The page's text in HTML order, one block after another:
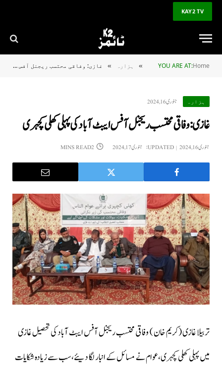
KAY2 TV
YOU ARE AT:Home
» ہزارہ » غازی: وفاقی محتسب ریجنل آفس ایبٹ آباد کی پہلی کھلی کچہری
ہزارہ جنوری 16, 2024
غازی: وفاقی محتسب ریجنل آفس ایبٹ آباد کی پہلی کھلی کچہری
جنوری 16, 2024 UPDATED: جنوری 17, 2024 2 MINS READ
تربیلا غازی (کریم خان ) وفاقی محتسب ریجنل آفس ایبٹ آباد کی تحصیل غازی
میں پہلی کھلی کچہری،عوام نے مسائل کے انبار لگا دیئے،سب سے زیادہ شکایات